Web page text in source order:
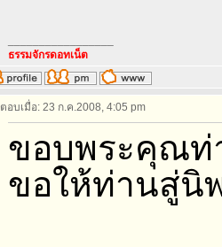
ธรรมจักรดอทเน็ต
ตอบเมื่อ: 23 ก.ค.2008, 4:05 pm
ขอบพระคุณท่
ขอให้ท่านสู่นิ